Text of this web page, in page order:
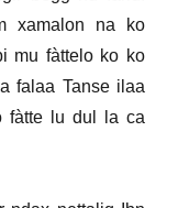
xamalon na ko
mu fàttelo ko ko
falaa Tanse ilaa
fàtte lu dul la ca